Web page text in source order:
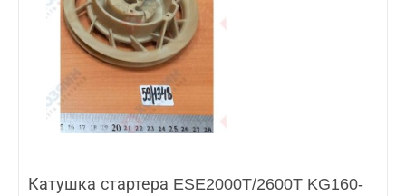
Катушка стартера ESE2000T/2600T KG160-